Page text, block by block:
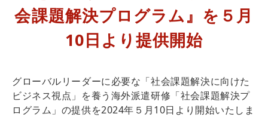
会課題解決プログラム』を５月
10日より提供開始
グローバルリーダーに必要な「社会課題解決に向けた
ビジネス視点」を養う海外派遣研修「社会課題解決プ
ログラム」の提供を2024年５月10日より開始いたしま